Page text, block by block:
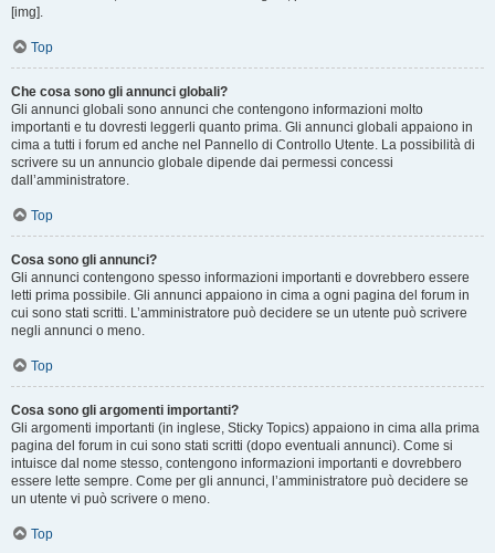
[img].
Top
Che cosa sono gli annunci globali?
Gli annunci globali sono annunci che contengono informazioni molto
importanti e tu dovresti leggerli quanto prima. Gli annunci globali appaiono in
cima a tutti i forum ed anche nel Pannello di Controllo Utente. La possibilità di
scrivere su un annuncio globale dipende dai permessi concessi
dall’amministratore.
Top
Cosa sono gli annunci?
Gli annunci contengono spesso informazioni importanti e dovrebbero essere
letti prima possibile. Gli annunci appaiono in cima a ogni pagina del forum in
cui sono stati scritti. L’amministratore può decidere se un utente può scrivere
negli annunci o meno.
Top
Cosa sono gli argomenti importanti?
Gli argomenti importanti (in inglese, Sticky Topics) appaiono in cima alla prima
pagina del forum in cui sono stati scritti (dopo eventuali annunci). Come si
intuisce dal nome stesso, contengono informazioni importanti e dovrebbero
essere lette sempre. Come per gli annunci, l’amministratore può decidere se
un utente vi può scrivere o meno.
Top